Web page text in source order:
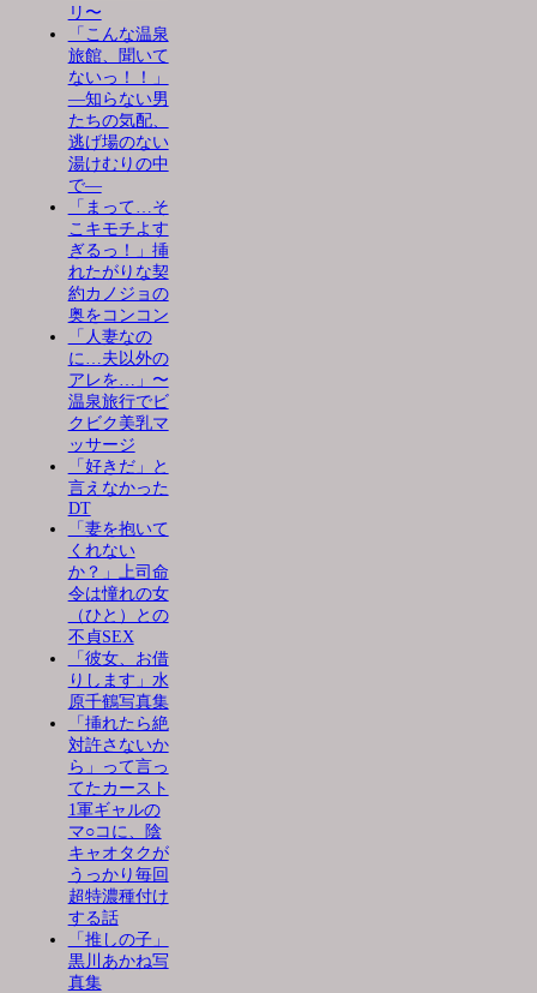
リ〜
「こんな温泉
旅館、聞いて
ないっ！！」
―知らない男
たちの気配、
逃げ場のない
湯けむりの中
で―
「まって…そ
こキモチよす
ぎるっ！」挿
れたがりな契
約カノジョの
奥をコンコン
「人妻なの
に…夫以外の
アレを…」〜
温泉旅行でビ
クビク美乳マ
ッサージ
「好きだ」と
言えなかった
DT
「妻を抱いて
くれない
か？」上司命
令は憧れの女
（ひと）との
不貞SEX
「彼女、お借
りします」水
原千鶴写真集
「挿れたら絶
対許さないか
ら」って言っ
てたカースト
1軍ギャルの
マ○コに、陰
キャオタクが
うっかり毎回
超特濃種付け
する話
「推しの子」
黒川あかね写
真集